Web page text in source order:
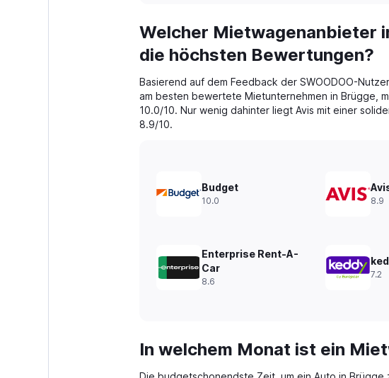
Range:
91
categories.
chart
has
1
Y
0
Welcher Mietwagenanbieter
die höchsten Bewertungen?
Basierend auf dem Feedback der SWOODOO-
am besten bewertete Mietunternehmen in Brügge,
10.0/10. Nur wenig dahinter liegt Avis mit einer
8.9/10.
Budget
10.0 8.9
Enterprise Rent-A-
Car
8.6
7.2
In welchem Monat ist ein